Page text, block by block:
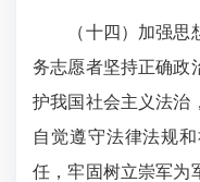
（十四）加强思想
务志愿者坚持正确政
护我国社会主义法治
自觉遵守法律法规
任，牢固树立崇军为